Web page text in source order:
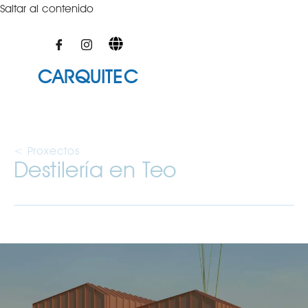
Saltar al contenido
CARQUITEC
< Proxectos
Destilería en Teo